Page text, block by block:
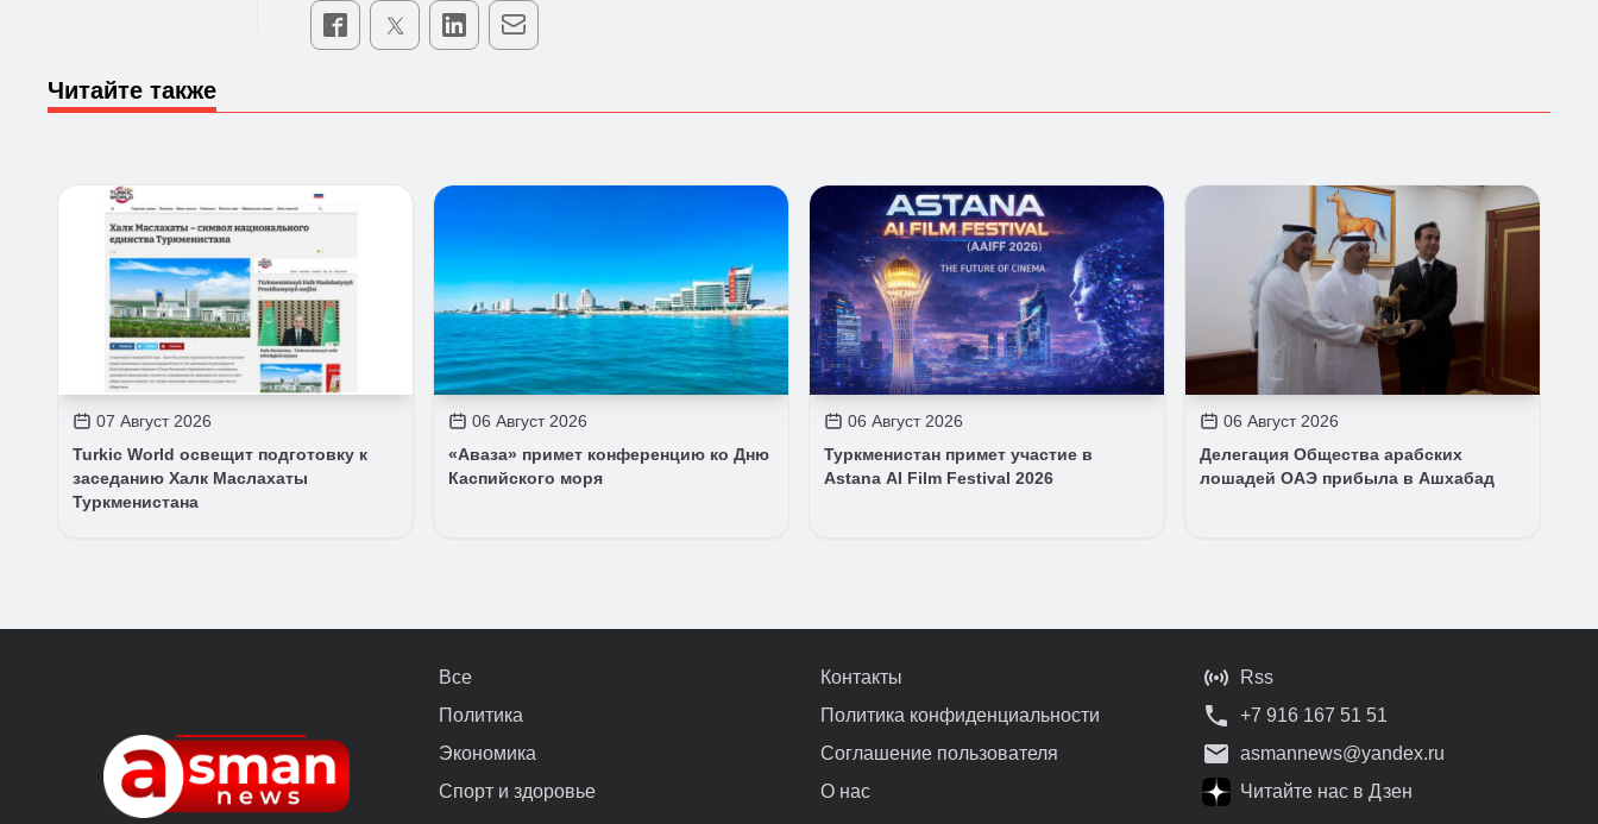
Читайте также
07 Август 2026
Turkic World освещит подготовку к
заседанию Халк Маслахаты
Туркменистана
06 Август 2026
«Аваза» примет конференцию ко Дню
Каспийского моря
06 Август 2026
Туркменистан примет участие в
Astana AI Film Festival 2026
06 Август 2026
Делегация Общества арабских
лошадей ОАЭ прибыла в Ашхабад
Все
Политика
Экономика
Спорт и здоровье
Контакты
Политика конфиденциальности
Соглашение пользователя
О нас
Rss
+7 916 167 51 51
asmannews@yandex.ru
Читайте нас в Дзен